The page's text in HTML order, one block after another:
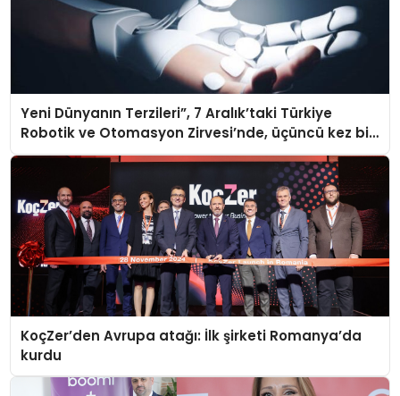
Yeni Dünyanın Terzileri”, 7 Aralık’taki Türkiye
Robotik ve Otomasyon Zirvesi’nde, üçüncü kez bir
araya geliyor
KoçZer’den Avrupa atağı: İlk şirketi Romanya’da
kurdu